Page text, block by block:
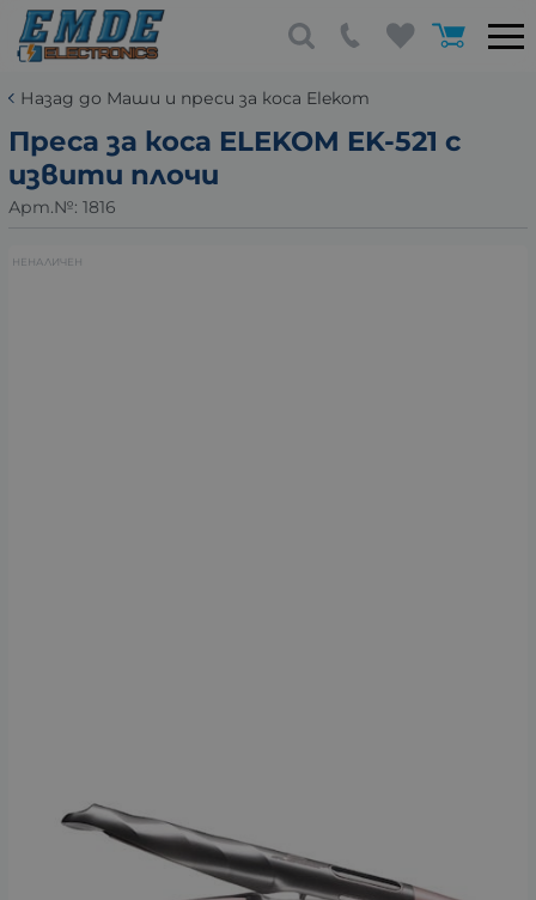
Назад до Маши и преси за коса Elekom
Преса за коса ELEKOM EK-521 с
извити плочи
Арт.№: 1816
НЕНАЛИЧЕН